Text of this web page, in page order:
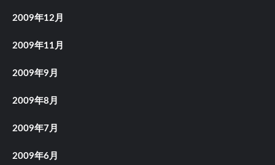
2009年12月
2009年11月
2009年9月
2009年8月
2009年7月
2009年6月